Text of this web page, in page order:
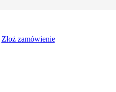
Złoż zamówienie